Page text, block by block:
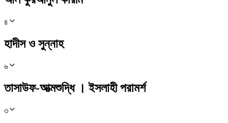
৪
হাদীস ও সুন্নাহ
৬
তাসাউফ-আত্মশুদ্ধি । ইসলাহী পরামর্শ
৩